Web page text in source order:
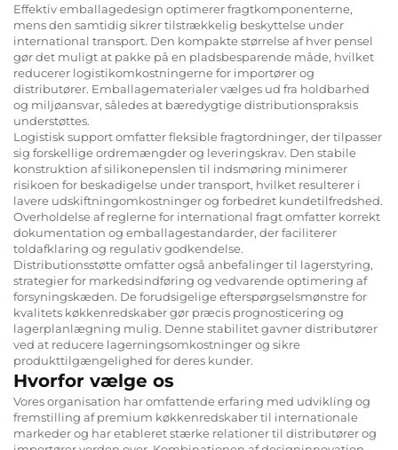
Effektiv emballagedesign optimerer fragtkomponenterne,
mens den samtidig sikrer tilstrækkelig beskyttelse under
international transport. Den kompakte størrelse af hver pensel
gør det muligt at pakke på en pladsbesparende måde, hvilket
reducerer logistikomkostningerne for importører og
distributører. Emballagematerialer vælges ud fra holdbarhed
og miljøansvar, således at bæredygtige distributionspraksis
understøttes.
Logistisk support omfatter fleksible fragtordninger, der tilpasser
sig forskellige ordremængder og leveringskrav. Den stabile
konstruktion af silikonepenslen til indsmøring minimerer
risikoen for beskadigelse under transport, hvilket resulterer i
lavere udskiftningomkostninger og forbedret kundetilfredshed.
Overholdelse af reglerne for international fragt omfatter korrekt
dokumentation og emballagestandarder, der faciliterer
toldafklaring og regulativ godkendelse.
Distributionsstøtte omfatter også anbefalinger til lagerstyring,
strategier for markedsindføring og vedvarende optimering af
forsyningskæden. De forudsigelige efterspørgselsmønstre for
kvalitets køkkenredskaber gør præcis prognosticering og
lagerplanlægning mulig. Denne stabilitet gavner distributører
ved at reducere lagerningsomkostninger og sikre
produkttilgængelighed for deres kunder.
Hvorfor vælge os
Vores organisation har omfattende erfaring med udvikling og
fremstilling af premium køkkenredskaber til internationale
markeder og har etableret stærke relationer til distributører og